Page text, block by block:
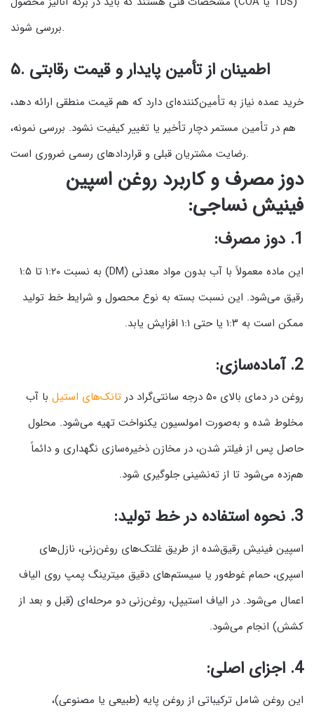
بررسی شوند.
۵. اطمینان از تأمین پایدار و قیمت رقابتی
خرید عمده نیاز به تأمین‌کننده‌ای دارد که هم قیمت منطقی ارائه دهد،
هم در تأمین مستمر دچار تأخیر یا تغییر کیفیت نشود. بررسی نمونه،
رضایت مشتریان قبلی و قراردادهای رسمی ضروری است.
دوز مصرف و کاربرد روغن اسپین
فینیش نساجی:
1. دوز مصرف:
این ماده معمولاً با آب بدون مواد معدنی (DM) به نسبت ۱:۲۰ تا ۱:۵
رقیق می‌شود. این نسبت بسته به نوع محصول و شرایط خط تولید
ممکن است به ۱:۳ یا حتی ۱:۱ افزایش یابد.
2. آماده‌سازی:
روغن در دمای بالای ۵۰ درجه سانتی‌گراد در تانک‌های استیل با آب
مخلوط شده و به‌صورت امولسیون یکنواخت تهیه می‌شود. محلول
حاصل پس از فیلتر شدن، در مخازن ذخیره‌سازی نگهداری و دائماً
هم‌زده می‌شود تا از ته‌نشینی جلوگیری شود.
3. نحوه استفاده در خط تولید:
اسپین فینیش رقیق‌شده از طریق غلتک‌های روغن‌زنی، نازل‌های
اسپری، حمام غوطه‌ور یا سیستم‌های دقیق میترینگ پمپ روی الیاف
اعمال می‌شود. در الیاف استیپل، روغن‌زنی دو مرحله‌ای (قبل و بعد از
کشش) انجام می‌شود.
4. اجزای اصلی:
این روغن شامل ترکیباتی از روغن پایه (طبیعی یا مصنوعی)،